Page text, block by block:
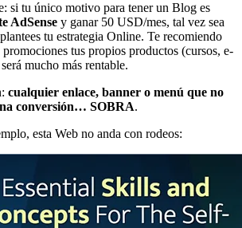
si tu único motivo para tener un Blog es
AdSense y ganar 50 USD/mes, tal vez sea
tu estrategia Online. Te recomiendo
tus propios productos (cursos, e-
mucho más rentable.
cualquier enlace, banner o menú que no
conversión… SOBRA.
esta Web no anda con rodeos: